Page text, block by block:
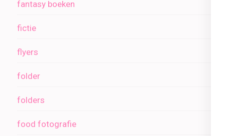
fantasy boeken
fictie
flyers
folder
folders
food fotografie